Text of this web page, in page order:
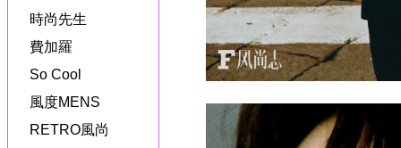
時尚先生
費加羅
So Cool
風度MENS
RETRO風尚